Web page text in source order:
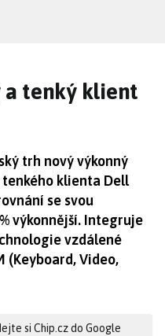
a tenký klient
trh nový výkonný
klienta Dell
se svou
výkonnější. Integruje
vzdálené
(Keyboard, Video,
si Chip.cz do Google